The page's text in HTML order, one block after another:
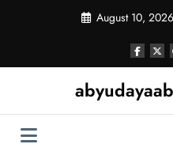
August 10, 2026